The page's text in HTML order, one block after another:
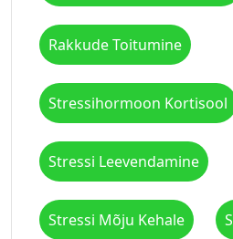
Rakkude Toitumine
Stressihormoon Kortisool
Stressi Leevendamine
Stressi Mõju Kehale